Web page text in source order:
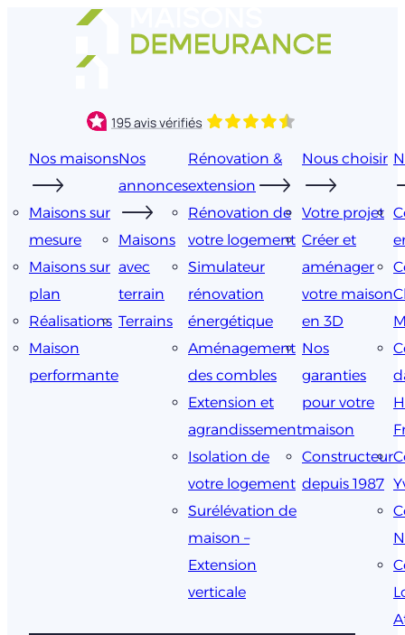
Nos maisons
Maisons sur
mesure
Maisons sur
plan
Réalisations
Maison
performante
Nos
annonces
Maisons
avec
terrain
Terrains
Rénovation &
extension
Rénovation de
votre logement
Simulateur
rénovation
énergétique
Aménagement
des combles
Extension et
agrandissement
Isolation de
votre logement
Surélévation de
maison –
Extension
verticale
Nous choisir
Votre projet
Créer et
aménager
votre maison
en 3D
Nos
garanties
pour votre
maison
Constructeur
depuis 1987